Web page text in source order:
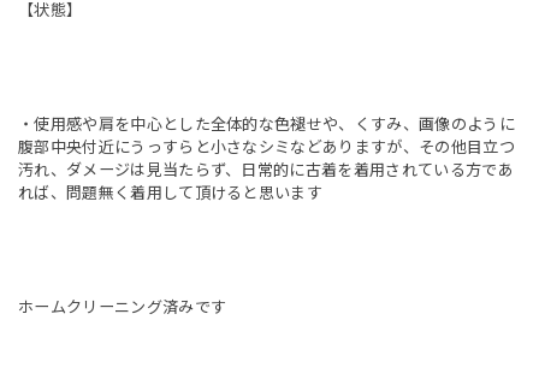
【状態】
・使用感や肩を中心とした全体的な色褪せや、くすみ、画像のように
腹部中央付近にうっすらと小さなシミなどありますが、その他目立つ
汚れ、ダメージは見当たらず、日常的に古着を着用されている方であ
れば、問題無く着用して頂けると思います
ホームクリーニング済みです